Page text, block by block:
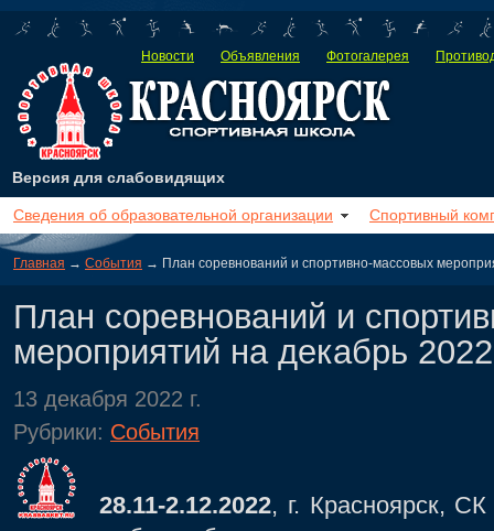
Новости Объявления Фотогалерея
Версия для слабовидящих
Сведения об образовательной организации Спортивный
Главная → События → План соревнований и спортивно-массовых
План соревнований и
мероприятий на декабрь 2022
13 декабря 2022 г.
Рубрики: События
28.11-2.12.2022, г. Красноярск,